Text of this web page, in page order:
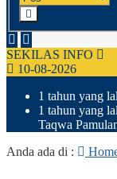
SEKILAS INFO
10-08-2026
1 tahun yang
1 tahun yang
Taqwa
Anda ada di :